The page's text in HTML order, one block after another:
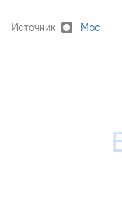
Источник Mbc